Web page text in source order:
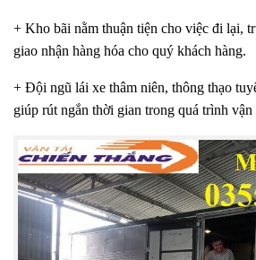
+ Kho bãi nằm thuận tiện cho việc đi lại,
giao nhận hàng hóa cho quý khách hàng.
+ Đội ngũ lái xe thâm niên, thông thạo
giúp rút ngắn thời gian trong quá trình vận